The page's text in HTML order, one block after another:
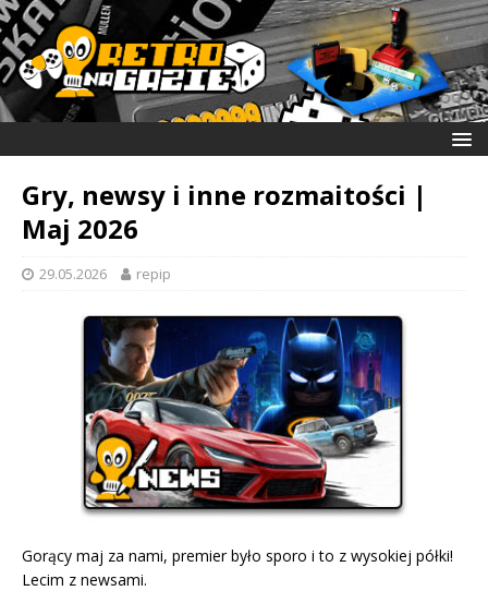
Gry, newsy i inne rozmaitości |
Maj 2026
29.05.2026 repip
Gorący maj za nami, premier było sporo i to z wysokiej półki!
Lecim z newsami.